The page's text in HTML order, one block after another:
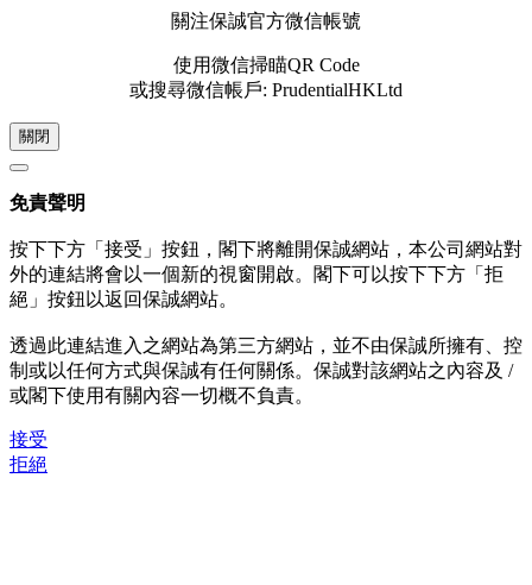
關注保誠官方微信帳號
使用微信掃瞄QR Code
或搜尋微信帳戶: PrudentialHKLtd
關閉
免責聲明
按下下方「接受」按鈕，閣下將離開保誠網站，本公司網站對
外的連結將會以一個新的視窗開啟。閣下可以按下下方「拒
絕」按鈕以返回保誠網站。
透過此連結進入之網站為第三方網站，並不由保誠所擁有、控
制或以任何方式與保誠有任何關係。保誠對該網站之內容及 /
或閣下使用有關內容一切概不負責。
接受
拒絕